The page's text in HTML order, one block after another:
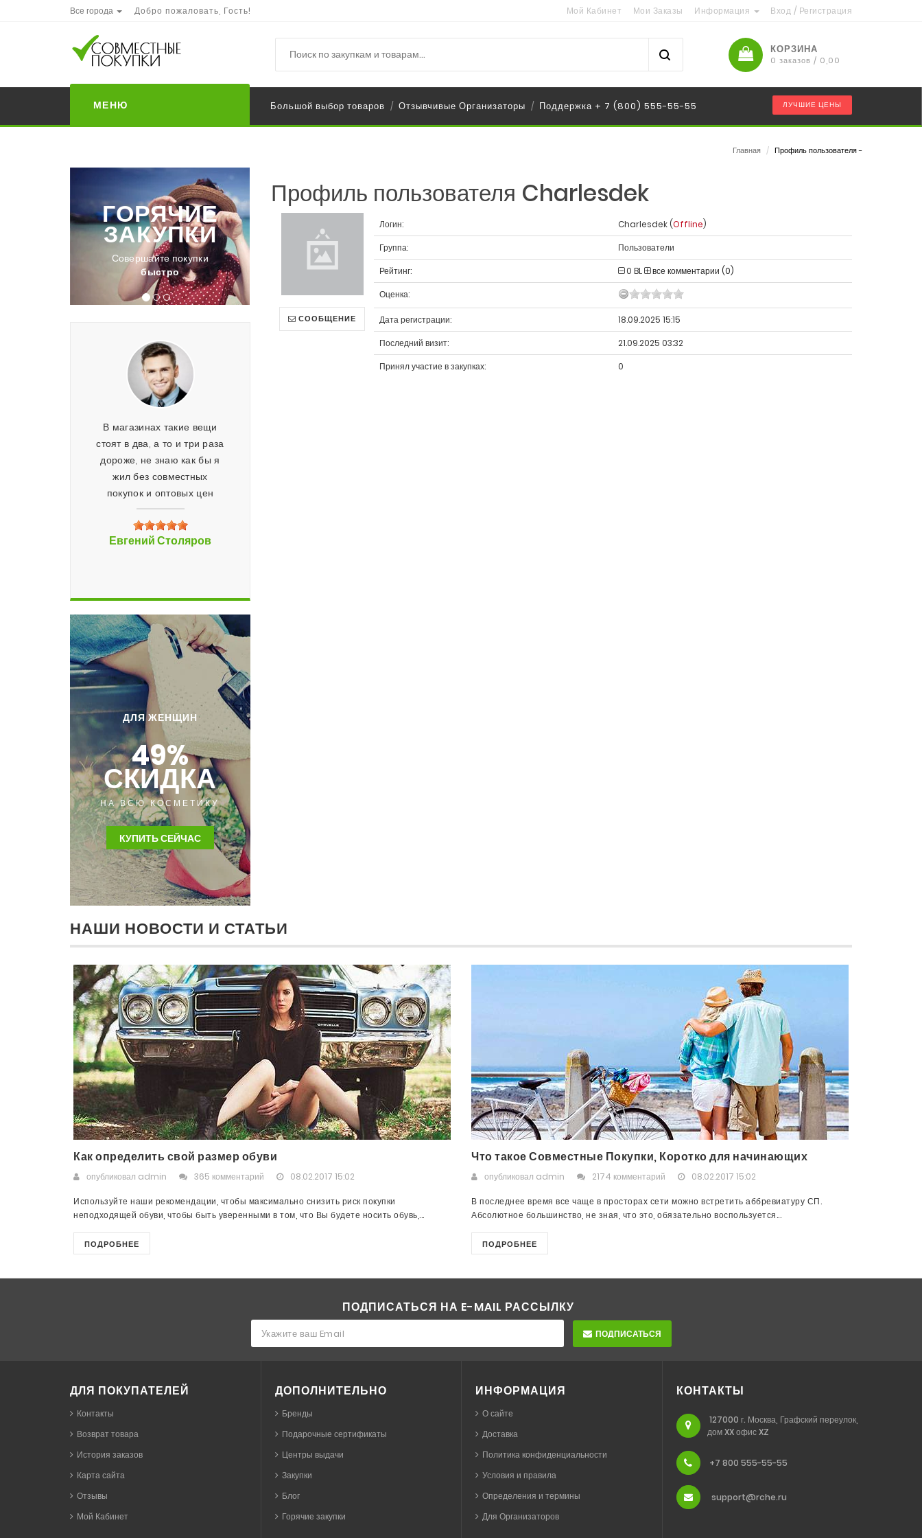
Все города Добро пожаловать, Гость! Мой Кабинет Мои Заказы Информация Вход / Регистрация
КОРЗИНА
0 заказов / 0,00
МЕНЮ Большой выбор товаров / Отзывчивые Организаторы / Поддержка + 7 (800) 555-55-55 ЛУЧШИЕ ЦЕНЫ
Главная / Профиль пользователя -
Профиль пользователя Charlesdek
СООБЩЕНИЕ
Логин: Charlesdek (Offline)
Группа:
Пользователи
Рейтинг:
0 BL
все комментарии (0)
Оценка:
Дата регистрации:
18.09.2025 15:15
Последний визит:
21.09.2025 03:32
Принял участие в закупках:
0
ГОРЯЧИЕ
ЗАКУПКИ
Совершайте покупки
быстро
В магазинах такие вещи
стоят в два, а то и три раза
дороже, не знаю как бы я
жил без совместных
покупок и оптовых цен
Евгений Столяров
Заказываем товары всей
семьей, много интересных
предложений, как для жены
ДЛЯ ЖЕНЩИН
49%
СКИДКА
НА ВСЮ КОСМЕТИКУ
КУПИТЬ СЕЙЧАС
НАШИ НОВОСТИ И СТАТЬИ
Как определить свой размер обуви
опубликовал admin 365 комментарий 08.02.2017 15:02
Используйте наши рекомендации, чтобы максимально снизить риск покупки
неподходящей обуви, чтобы быть уверенными в том, что Вы будете носить обувь,...
ПОДРОБНЕЕ
Что такое Совместные Покупки, Коротко для начинающих
опубликовал admin 2174 комментарий 08.02.2017 15:02
В последнее время все чаще в просторах сети можно встретить аббревиатуру СП.
Абсолютное большинство, не зная, что это, обязательно воспользуется...
ПОДРОБНЕЕ
ПОДПИСАТЬСЯ НА E-MAIL РАССЫЛКУ
ПОДПИСАТЬСЯ
ДЛЯ ПОКУПАТЕЛЕЙ
Контакты
Возврат товара
История заказов
Карта сайта
Отзывы
Мой Кабинет
ДОПОЛНИТЕЛЬНО
Бренды
Подарочные сертификаты
Центры выдачи
Закупки
Блог
Горячие закупки
ИНФОРМАЦИЯ
О сайте
Доставка
Политика конфиденциальности
Условия и правила
Определения и термины
Для Организаторов
КОНТАКТЫ
127000 г. Москва, Графский переулок,
дом XX офис XZ
+7 800 555-55-55
support@rche.ru